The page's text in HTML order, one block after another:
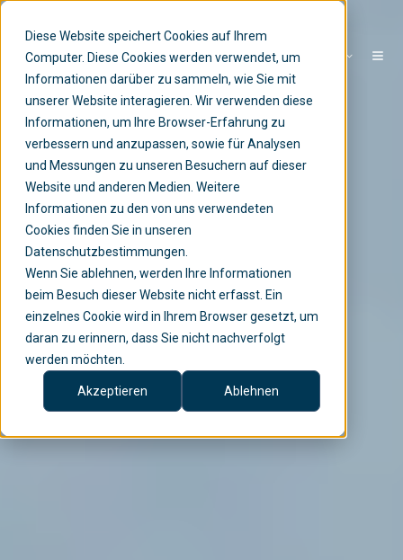
Diese Website speichert Cookies auf Ihrem
Computer. Diese Cookies werden verwendet, um
Informationen darüber zu sammeln, wie Sie mit
unserer Website interagieren. Wir verwenden diese
Informationen, um Ihre Browser-Erfahrung zu
verbessern und anzupassen, sowie für Analysen
und Messungen zu unseren Besuchern auf dieser
Website und anderen Medien. Weitere
Informationen zu den von uns verwendeten
Cookies finden Sie in unseren
Datenschutzbestimmungen.
Wenn Sie ablehnen, werden Ihre Informationen
beim Besuch dieser Website nicht erfasst. Ein
einzelnes Cookie wird in Ihrem Browser gesetzt, um
daran zu erinnern, dass Sie nicht nachverfolgt
werden möchten.
Akzeptieren Ablehnen